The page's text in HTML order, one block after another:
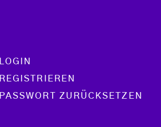
LOGIN
REGISTRIEREN
PASSWORT ZURÜCKSETZEN